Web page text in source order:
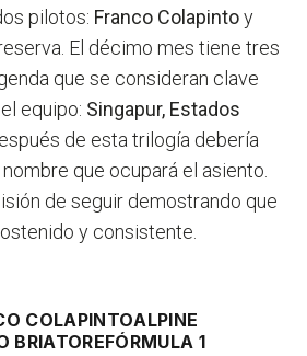
pilotos: Franco Colapintoy
El décimo mes tiene tres
que se consideran clave
equipo: Singapur, Estados
de esta trilogía debería
que ocupará el asiento.
de seguir demostrando que
y consistente.
COLAPINTOALPINE
BRIATOREFÓRMULA 1